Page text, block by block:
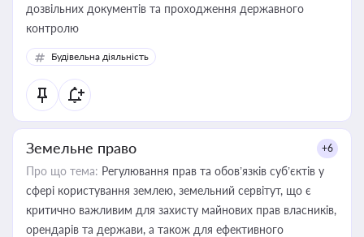
дозвільних документів та проходження державного
контролю
Будівельна діяльність
Земельне право +6
Про що тема: Регулювання прав та обов’язків суб’єктів у
сфері користування землею, земельний сервітут, що є
критично важливим для захисту майнових прав власників,
орендарів та держави, а також для ефективного